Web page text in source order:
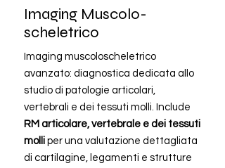
Imaging Muscolo-
scheletrico
Imaging muscoloscheletrico
avanzato: diagnostica dedicata allo
studio di patologie articolari,
vertebrali e dei tessuti molli. Include
RM articolare, vertebrale e dei tessuti
molli per una valutazione dettagliata
di cartilagine, legamenti e strutture